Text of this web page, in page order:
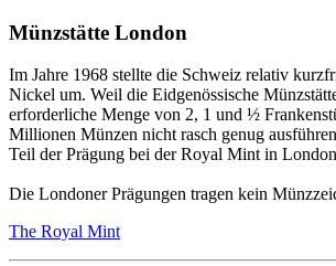
Münzstätte London
Im Jahre 1968 stellte die Schweiz relativ
Nickel um. Weil die Eidgenössische
erforderliche Menge von 2, 1 und ½
Millionen Münzen nicht rasch genug
Teil der Prägung bei der Royal Mint in
Die Londoner Prägungen tragen kein
The Royal Mint